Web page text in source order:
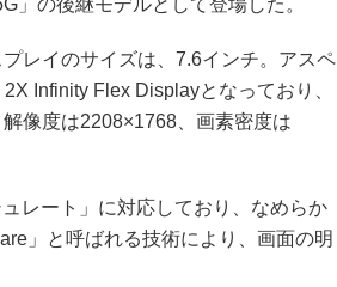
の後継モデルとして登場した。
レイのサイズは、7.6インチ。アスペ
Infinity Flex Displayとなっており、
像度は2208×1768、画素密度は
レート」に対応しており、なめらか
」と呼ばれる技術により、画面の明